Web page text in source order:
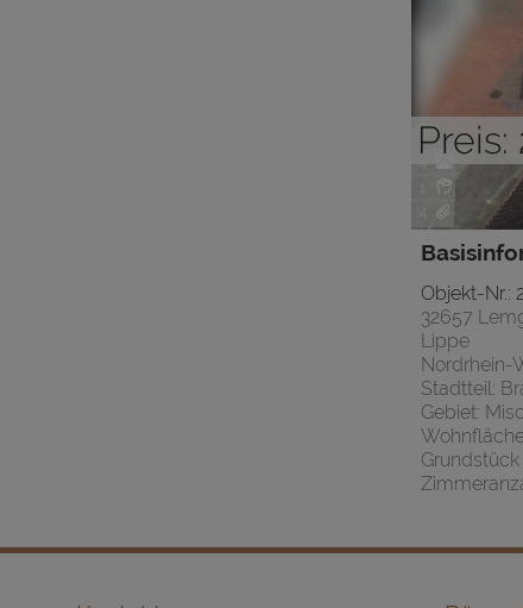
1
4
Objekt-Nr.:
32657
Lippe
Nordrhein-
Stadtteil:
Gebiet:
Wohnfläche
Grundstück